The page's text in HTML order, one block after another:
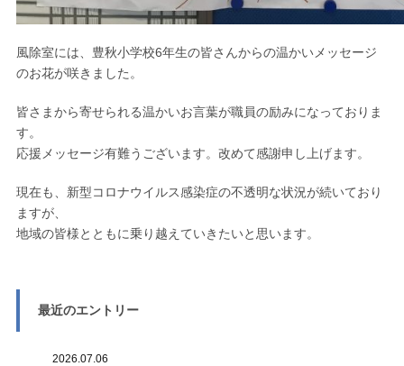
風除室には、豊秋小学校6年生の皆さんからの温かいメッセージ
のお花が咲きました。
皆さまから寄せられる温かいお言葉が職員の励みになっておりま
す。
応援メッセージ有難うございます。改めて感謝申し上げます。
現在も、新型コロナウイルス感染症の不透明な状況が続いており
ますが、
地域の皆様とともに乗り越えていきたいと思います。
最近のエントリー
2026.07.06